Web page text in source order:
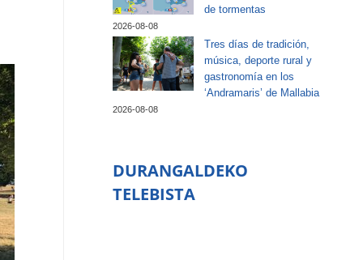
de tormentas
2026-08-08
Tres días de tradición,
música, deporte rural y
gastronomía en los
‘Andramaris’ de Mallabia
2026-08-08
DURANGALDEKO
TELEBISTA